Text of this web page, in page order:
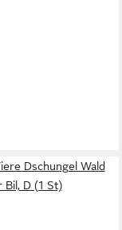
Dschungel Wald
Bil, D (1 St)